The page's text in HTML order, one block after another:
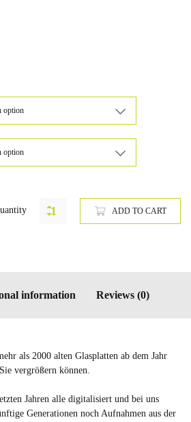
ADD TO CART
information Reviews (0)
als 2000 alten Glasplatten ab dem Jahr
vergrößern können.
Jahren alle digitalisiert und bei uns
Generationen noch Aufnahmen aus der